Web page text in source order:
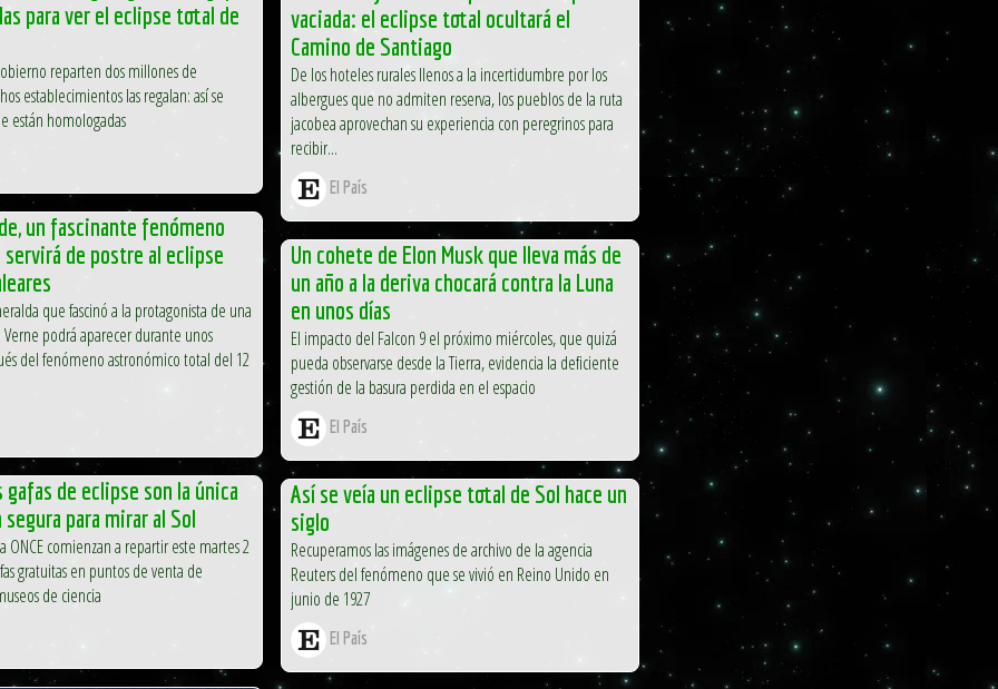
para ver el eclipse total de
reparten dos millones de
establecimientos las regalan: así se
están homologadas
vaciada: el eclipse total ocultará el
Camino de Santiago
De los hoteles rurales llenos a la incertidumbre por los
albergues que no admiten reserva, los pueblos de la ruta
jacobea aprovechan su experiencia con peregrinos para
recibir...
El País
un fascinante fenómeno
de postre al eclipse
que fascinó a la protagonista de una
podrá aparecer durante unos
del fenómeno astronómico total del 12
Un cohete de Elon Musk que lleva más de
un año a la deriva chocará contra la Luna
en unos días
El impacto del Falcon 9 el próximo miércoles, que quizá
pueda observarse desde la Tierra, evidencia la deficiente
gestión de la basura perdida en el espacio
El País
gafas de eclipse son la única
para mirar al Sol
ONCE comienzan a repartir este martes 2
gratuitas en puntos de venta de
de ciencia
Así se veía un eclipse total de Sol hace un
siglo
Recuperamos las imágenes de archivo de la agencia
Reuters del fenómeno que se vivió en Reino Unido en
junio de 1927
El País